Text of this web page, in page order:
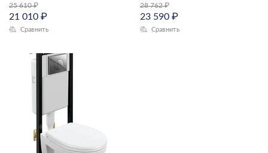
25 610₽
21 010 ₽
Сравнить
28 762₽
23 590 ₽
Сравнить